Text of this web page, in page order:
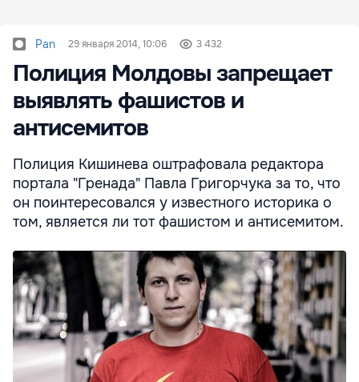
Pan 29 января 2014, 10:06 3 432
Полиция Молдовы запрещает
выявлять фашистов и
антисемитов
Полиция Кишинева оштрафовала редактора
портала "Гренада" Павла Григорчука за то, что
он поинтересовался у известного историка о
том, является ли тот фашистом и антисемитом.